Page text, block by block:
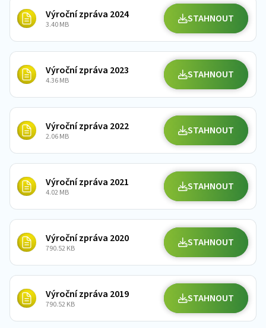
Výroční zpráva 2024
3.40 MB STAHNOUT
Výroční zpráva 2023
4.36 MB STAHNOUT
Výroční zpráva 2022
2.06 MB STAHNOUT
Výroční zpráva 2021
4.02 MB STAHNOUT
Výroční zpráva 2020
790.52 KB STAHNOUT
Výroční zpráva 2019
790.52 KB STAHNOUT